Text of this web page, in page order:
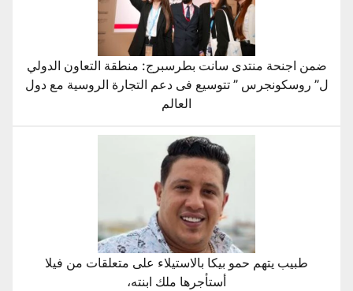
ضمن اجنحة منتدى سانت بطرسبرج: منطقة التعاون الدولي
ل” روسكونجرس ” تتوسيع فى دعم التجارة الروسية مع دول
العالم
طبيب يتهم حمو بيكا بالاستيلاء على متعلقات من فيلا
أستأجرها ملك ابنته،